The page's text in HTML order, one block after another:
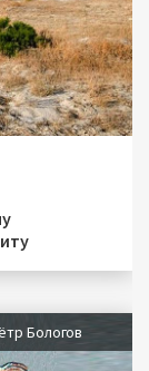
Бологов